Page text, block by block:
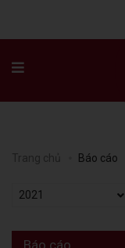
Trang chủ Báo cáo
2021
Báo cáo